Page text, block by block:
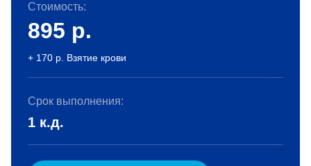
Стоимость:
895 р.
+ 170 р. Взятие крови
Срок выполнения:
1 к.д.